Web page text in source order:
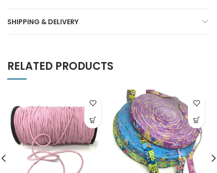
SHIPPING & DELIVERY
RELATED PRODUCTS